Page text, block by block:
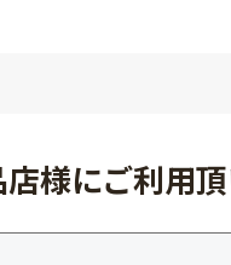
様にご利用